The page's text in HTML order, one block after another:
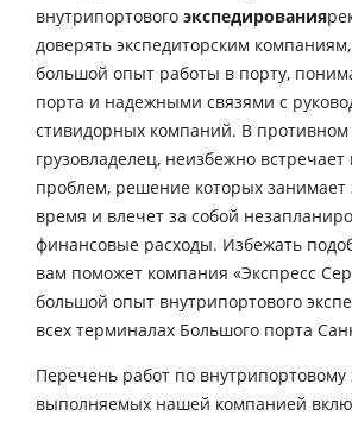
внутрипортового экспедирования
доверять экспедиторским
большой опыт работы в порту,
порта и надежными связями с
стивидорных компаний. В противном
грузовладелец, неизбежно
проблем, решение которых занимает
время и влечет за собой
финансовые расходы. Избежать
вам поможет компания «Экспресс
большой опыт внутрипортового
всех терминалах Большого порта
Перечень работ по
выполняемых нашей компанией